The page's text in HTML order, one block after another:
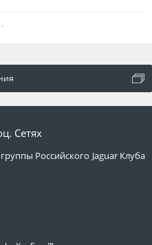
Сетях
Российского Jaguar Клуба